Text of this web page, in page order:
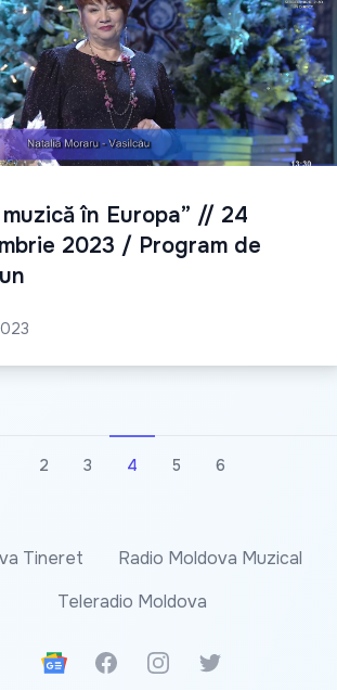
muzică în Europa” // 24
2023 / Program de
2 3 4 5 6
Tineret Radio Moldova Muzical
Teleradio Moldova
Google News
FacebookInstagramTwitter